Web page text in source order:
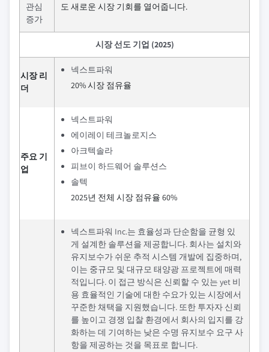
관심
증가
도 새로운 시장 기회를 열어줍니다.
시장 선도 기업 (2025)
시장 리
더
넥스트파워
20% 시장 점유율
주요 기
업
넥스트파워
에이레이 테크놀로지스
아크텍솔라
피브이 하드웨어 솔루션스
솔텍
2025년 전체 시장 점유율 60%
넥스트파워 Inc.는 효율성과 단순함을 균형 있
게 설계한 솔루션을 제공합니다. 회사는 설치와
유지보수가 쉬운 추적 시스템 개발에 집중하며,
이는 중규모 및 대규모 태양광 프로젝트에 매력
적입니다. 이 접근 방식은 신뢰할 수 있는 yet 비
용 효율적인 기술에 대한 수요가 있는 시장에서
꾸준한 채택을 지원했습니다. 또한 투자자 신뢰
를 높이고 경쟁 입찰 환경에서 회사의 입지를 강
화하는 데 기여하는 낮은 수명 유지보수 요구 사
항을 제공하는 것을 목표로 합니다.